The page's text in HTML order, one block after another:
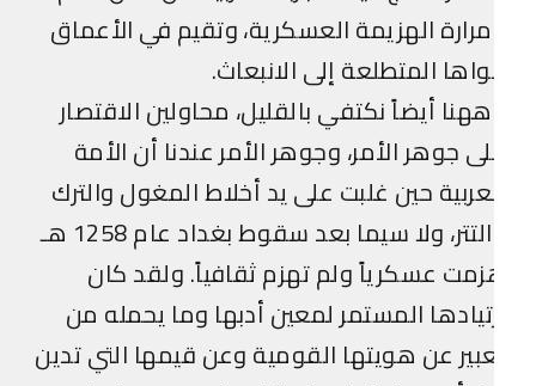
الهزيمة العسكرية، وتقيم في الأعماق
المتطلعة إلى الانبعاث.
أيضاً نكتفي بالقليل، محاولين الاقتصار
جوهر الأمر، وجوهر الأمر عندنا أن الأمة
حين غلبت على يد أخلاط المغول والترك
والتتر، ولا سيما بعد سقوط بغداد عام 1258 هـ
عسكرياً ولم تهزم ثقافياً. ولقد كان
المستمر لمعين أدبها وما يحمله من
عن هويتها القومية وعن قيمها التي تدين